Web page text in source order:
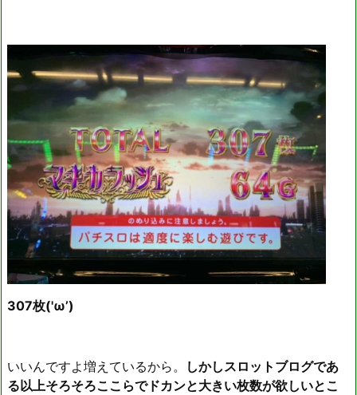
307枚('ω’)
いいんですよ増えているから。
しかしスロットブログであ
る以上そろそろここらでドカンと大きい枚数が欲しいとこ